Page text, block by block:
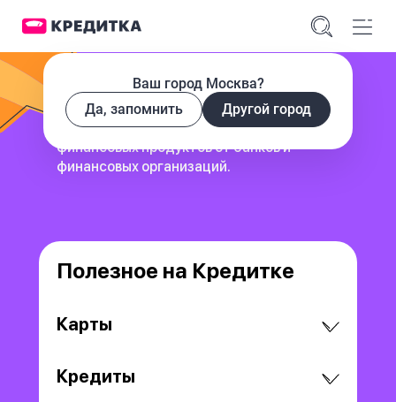
Ваш город Москва?
Да, запомнить
Другой город
сервис для поиска и сравнения
финансовых продуктовот банков и
финансовых организаций.
Полезное на Кредитке
Карты
Кредиты